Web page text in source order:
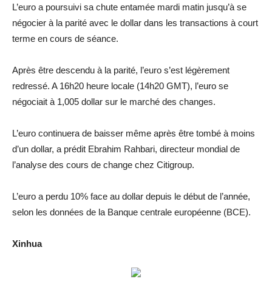
L’euro a poursuivi sa chute entamée mardi matin jusqu’à se
négocier à la parité avec le dollar dans les transactions à court
terme en cours de séance.
Après être descendu à la parité, l’euro s’est légèrement
redressé. A 16h20 heure locale (14h20 GMT), l’euro se
négociait à 1,005 dollar sur le marché des changes.
L’euro continuera de baisser même après être tombé à moins
d’un dollar, a prédit Ebrahim Rahbari, directeur mondial de
l’analyse des cours de change chez Citigroup.
L’euro a perdu 10% face au dollar depuis le début de l’année,
selon les données de la Banque centrale européenne (BCE).
Xinhua